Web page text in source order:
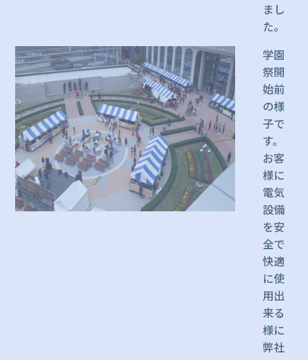
まし
た。
学園
祭開
始前
の様
子で
す。
お客
様に
電気
設備
を安
全で
快適
に使
用出
来る
様に
弊社